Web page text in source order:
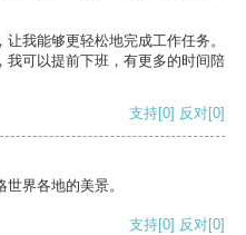
我能够更轻松地完成工作任务。
我可以提前下班，有更多的时间陪
支持[0] 反对[0]
界各地的美景。
支持[0] 反对[0]